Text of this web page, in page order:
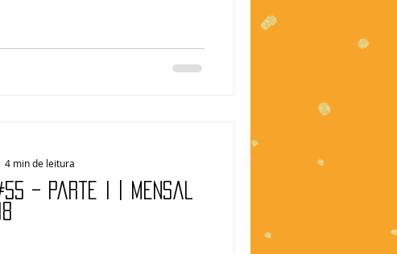
– Parte I | Mensal
4 min de leitura